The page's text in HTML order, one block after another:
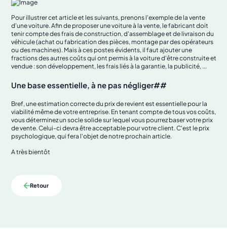
Pour illustrer cet article et les suivants, prenons l'exemple de la vente
d'une voiture. Afin de proposer une voiture à la vente, le fabricant doit
tenir compte des frais de construction, d'assemblage et de livraison du
véhicule (achat ou fabrication des pièces, montage par des opérateurs
ou des machines). Mais à ces postes évidents, il faut ajouter une
fractions des autres coûts qui ont permis à la voiture d'être construite et
vendue : son développement, les frais liés à la garantie, la publicité, ...
Une base essentielle, à ne pas négliger##
Bref, une estimation correcte du prix de revient est essentielle pour la
viabilité même de votre entreprise. En tenant compte de tous vos coûts,
vous déterminez un socle solide sur lequel vous pourrez baser votre prix
de vente. Celui-ci devra être acceptable pour votre client. C'est le prix
psychologique, qui fera l'objet de notre prochain article.
A très bientôt
Retour